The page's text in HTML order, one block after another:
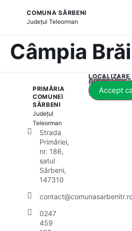
COMUNA SÂRBENI
JudețulTeleorman
Câmpia
PRIMĂRIA
COMUNEI
SÂRBENI
Județul
Teleorman
Strada
Primăriei,
nr. 186,
satul
Sârbeni,
147310
0247
459
LOCALIZARE
Acest conținut este blocat până când acceptați categoria corespunzătoare de cookie-uri.
Accept